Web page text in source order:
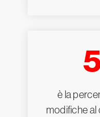
è la
modifiche